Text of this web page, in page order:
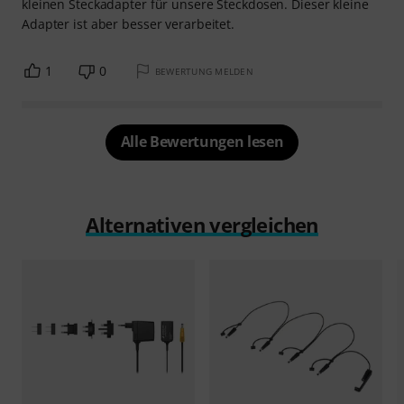
kleinen Steckadapter für unsere Steckdosen. Dieser kleine
Adapter ist aber besser verarbeitet.
1 0 BEWERTUNG MELDEN
Alle Bewertungen lesen
Alternativen vergleichen